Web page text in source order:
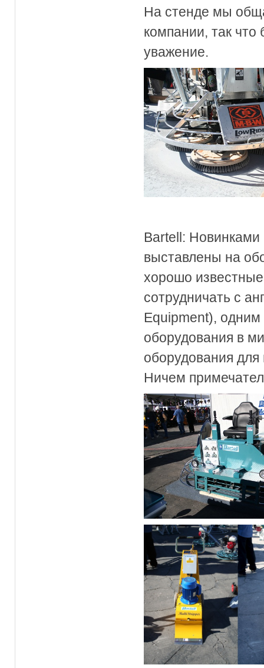
На стенде мы
компании, так
уважение.
Bartell:
выставлены на
хорошо
сотрудничать с
Equipment), одним
оборудования в
оборудования
Ничем